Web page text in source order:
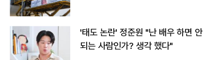
'태도 논란' 정준원 "난 배우 하면 안
되는 사람인가? 생각 했다"